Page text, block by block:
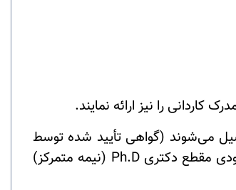
آخر دوره کارشناسی‌ارشد و یا دکتری حرفه‌ای بوده و حداکثر تا تاریخ 1404/06/31 فارغ‌التحصیل می‌شوند (گواهی تأیید شده توسط
مقطع دکتریPh.D (نیمه متمرکز)